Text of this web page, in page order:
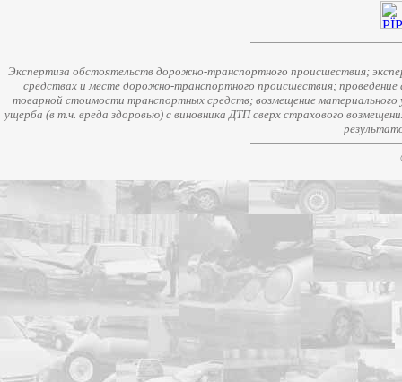
Экспертиза обстоятельств дорожно-транспортного происшествия;
средствах и месте дорожно-транспортного происшествия;
товарной стоимости транспортных средств; возмещение
ущерба (в т.ч. вреда здоровью) с виновника ДТП сверх страхового